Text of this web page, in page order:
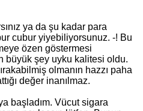
ya da şu kadar para
cubur yiyebiliyorsunuz. -! Bu
özen göstermesi
büyük şey uyku kalitesi oldu.
olmanın hazzı paha
değer inanılmaz.
başladım. Vücut sigara